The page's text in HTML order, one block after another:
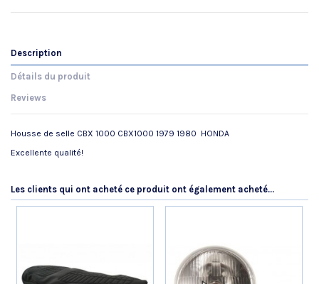
Description
Détails du produit
Reviews
Housse de selle CBX 1000 CBX1000 1979 1980 HONDA
Excellente qualité!
Les clients qui ont acheté ce produit ont également acheté...